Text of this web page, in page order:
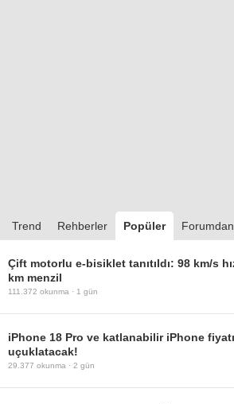
Trend Rehberler Popüler Forumdan
Çift motorlu e-bisiklet tanıtıldı: 98 km/s
km menzil
111.372 okunma · 1 gün
iPhone 18 Pro ve katlanabilir iPhone
uçuklatacak!
29.377 okunma · 2 gün